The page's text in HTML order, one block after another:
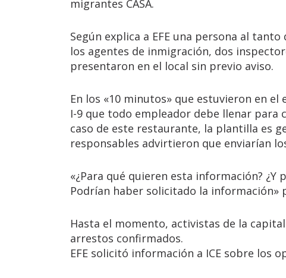
migrantes CASA.
Según explica a EFE una persona al
los agentes de inmigración, dos
presentaron en el local sin previo aviso.
En los «10 minutos» que estuvieron en
I-9 que todo empleador debe llenar para
caso de este restaurante, la plantilla es
responsables advirtieron que enviarían
«¿Para qué quieren esta información?
Podrían haber solicitado la
Hasta el momento, activistas de la
arrestos confirmados.
EFE solicitó información a ICE sobre los